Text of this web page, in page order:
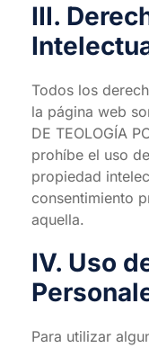
III.
Todos los
la página web
DE TEOLOGÍA
prohíbe el uso
propiedad
consentimiento
aquella.
IV. Uso
Para utilizar